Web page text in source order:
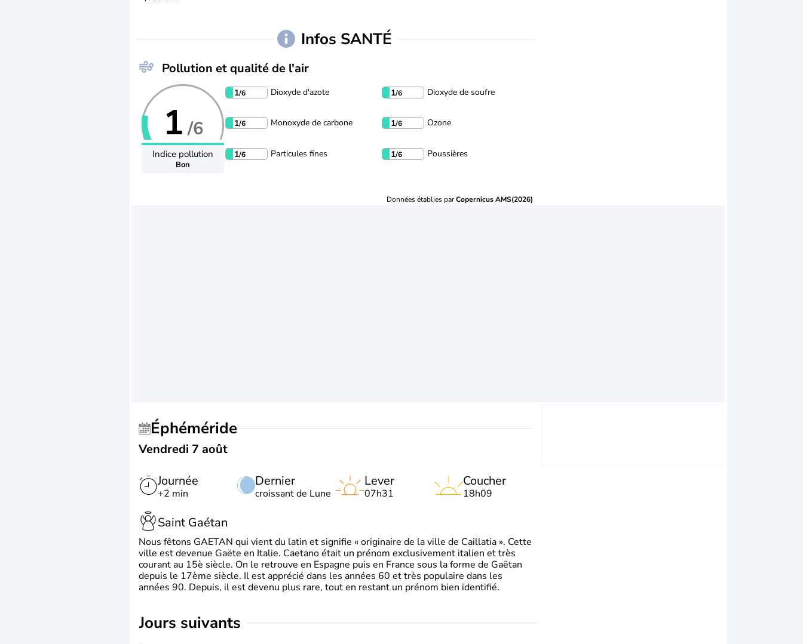
Infos SANTÉ
Pollution et qualité de l'air
1 /6
Indice pollution
Bon
1/6 Dioxyde d'azote 1/6 Dioxyde de soufre
1/6 Monoxyde de carbone 1/6 Ozone
1/6 Particules fines 1/6 Poussières
Données établies parCopernicus AMS(2026)
Éphéméride
Vendredi 7 août
Journée
+2 min
Dernier
croissant de Lune
Lever
07h31
Coucher
18h09
Saint Gaétan
Nous fêtons GAETAN qui vient du latin et signifie « originaire de la ville de Caillatia ». Cette
ville est devenue Gaëte en Italie. Caetano était un prénom exclusivement italien et très
courant au 15è siècle. On le retrouve en Espagne puis en France sous la forme de Gaëtan
depuis le 17ème siècle. Il est apprécié dans les années 60 et très populaire dans les
années 90. Depuis, il est devenu plus rare, tout en restant un prénom bien identifié.
jours suivants